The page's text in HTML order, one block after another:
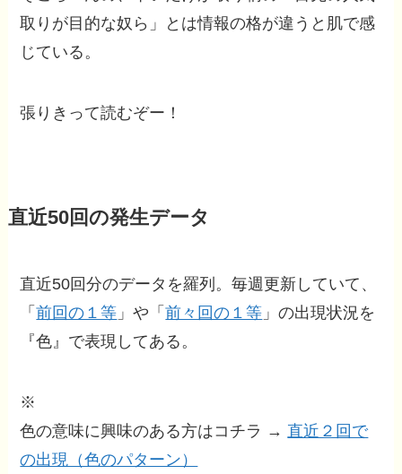
取りが目的な奴ら」とは情報の格が違うと肌で感
じている。
張りきって読むぞー！
直近50回の発生データ
直近50回分のデータを羅列。毎週更新していて、
「前回の１等 」や「前々回の１等 」の出現状況を
『色』で表現してある。
※
色の意味に興味のある方はコチラ → 直近２回で
の出現（色のパターン）